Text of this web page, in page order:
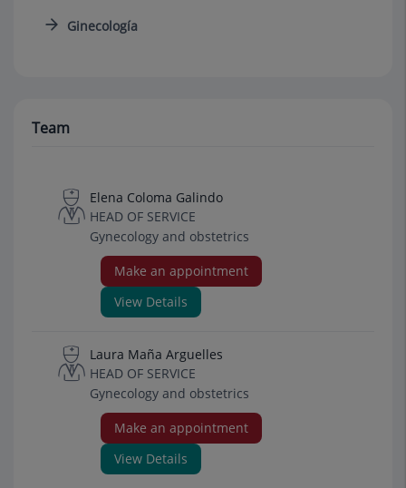
Ginecología
Team
Elena Coloma Galindo
HEAD OF SERVICE
Gynecology and obstetrics
Make an appointment
View Details
Laura Maña Arguelles
HEAD OF SERVICE
Gynecology and obstetrics
Make an appointment
View Details